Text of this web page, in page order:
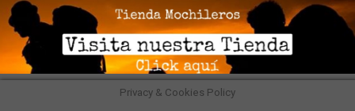
Privacy & Cookies Policy